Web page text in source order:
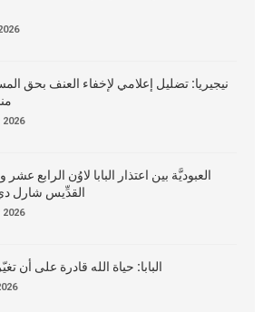
نيجيريا: تضليل إعلامي لإخفاء العنف بحق
2026
العبوديَّة بين اعتذار البابا لاوُن الرابع
القدِّيس شارل
2026
البابا: حياة الله قادرة على أن